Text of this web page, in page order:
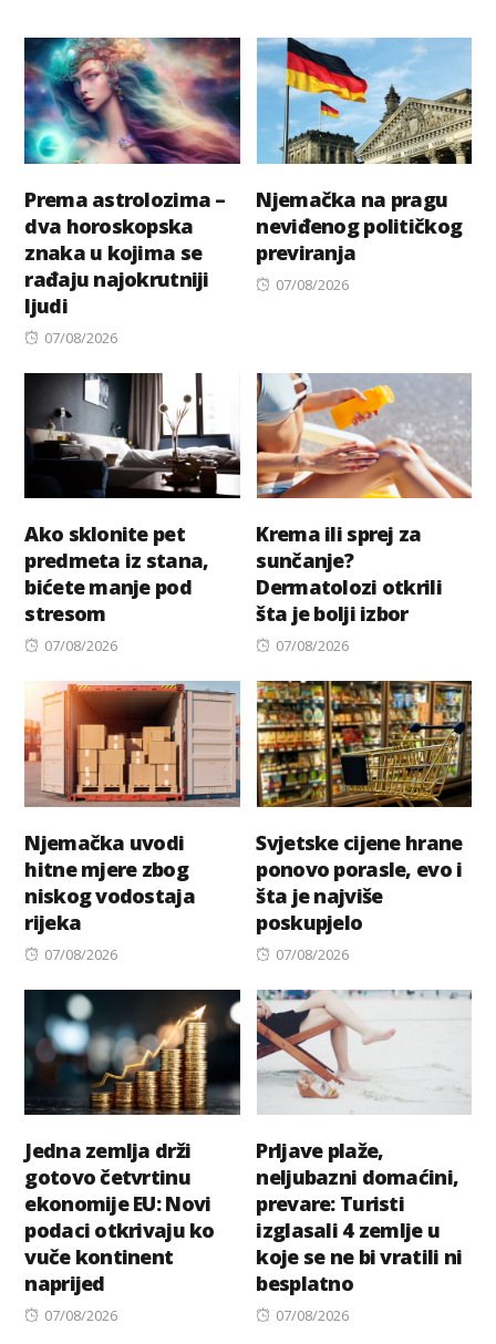
Prema astrolozima –
dva horoskopska
znaka u kojima se
rađaju najokrutniji
ljudi
Posted
07/08/2026
Njemačka na pragu
neviđenog političkog
previranja
Posted
07/08/2026
Ako sklonite pet
predmeta iz stana,
bićete manje pod
stresom
Posted
07/08/2026
Krema ili sprej za
sunčanje?
Dermatolozi otkrili
šta je bolji izbor
Posted
07/08/2026
Njemačka uvodi
hitne mjere zbog
niskog vodostaja
rijeka
Posted
07/08/2026
Svjetske cijene hrane
ponovo porasle, evo i
šta je najviše
poskupjelo
Posted
07/08/2026
Jedna zemlja drži
gotovo četvrtinu
ekonomije EU: Novi
podaci otkrivaju ko
vuče kontinent
naprijed
Posted
07/08/2026
Prljave plaže,
neljubazni domaćini,
prevare: Turisti
izglasali 4 zemlje u
koje se ne bi vratili ni
besplatno
Posted
07/08/2026